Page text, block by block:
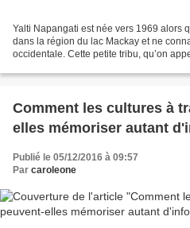
Yalti Napangati est née vers 1969 alors
dans la région du lac Mackay et ne
occidentale. Cette petite tribu, qu’on
Comment les cultures à
elles mémoriser autant
Publié le 05/12/2016 à 09:57
Par caroleone